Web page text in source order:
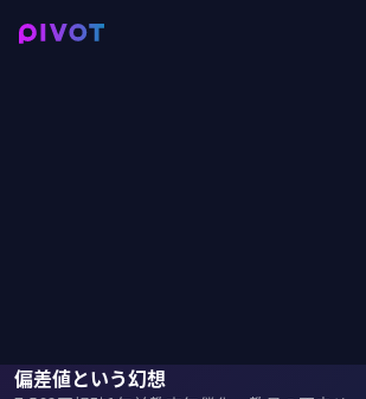
偏差値という幻想
中室牧子日色保工藤勇一